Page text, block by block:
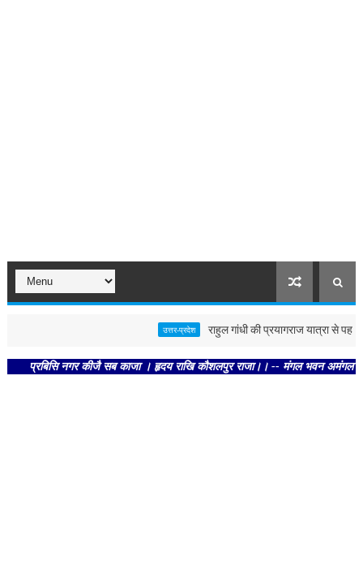
उत्तर-प्रदेश राहुल गांधी की प्रयागराज यात्रा से पहले
नगर कीजै सब काजा । हृदय राखि कौशलपुर राजा।। -- मंगल भवन अमंगल हारी।